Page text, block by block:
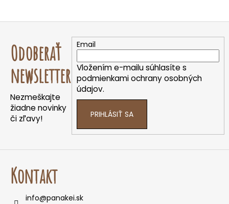
Z
Odoberať
newsletter
Nezmeškajte
žiadne novinky
či zľavy!
Email
Vložením e-mailu súhlasíte s
podmienkami ochrany osobných
údajov.
PRIHLÁSIŤ SA
Kontakt
info@panakei.sk